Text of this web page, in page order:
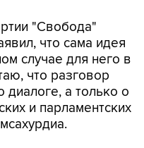
случае для него в
что разговор
диалоге, а только о
и парламентских
в стране